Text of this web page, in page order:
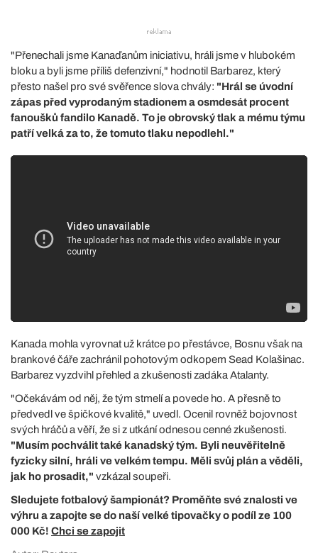
"Přenechali jsme Kanaďanům iniciativu, hráli jsme v hlubokém
bloku a byli jsme příliš defenzivní," hodnotil Barbarez, který
přesto našel pro své svěřence slova chvály: "Hrál se úvodní
zápas před vyprodaným stadionem a osmdesát procent
fanoušků fandilo Kanadě. To je obrovský tlak a mému týmu
patří velká za to, že tomuto tlaku nepodlehl."
Kanada mohla vyrovnat už krátce po přestávce, Bosnu však na
brankové čáře zachránil pohotovým odkopem Sead Kolašinac.
Barbarez vyzdvihl přehled a zkušenosti zadáka Atalanty.
"Očekávám od něj, že tým stmelí a povede ho. A přesně to
předvedl ve špičkové kvalitě," uvedl. Ocenil rovněž bojovnost
svých hráčů a věří, že si z utkání odnesou cenné zkušenosti.
"Musím pochválit také kanadský tým. Byli neuvěřitelně
fyzicky silní, hráli ve velkém tempu. Měli svůj plán a věděli,
jak ho prosadit," vzkázal soupeři.
Sledujete fotbalový šampionát? Proměňte své znalosti ve
výhru a zapojte se do naší velké tipovačky o podíl ze 100
000 Kč! Chci se zapojit